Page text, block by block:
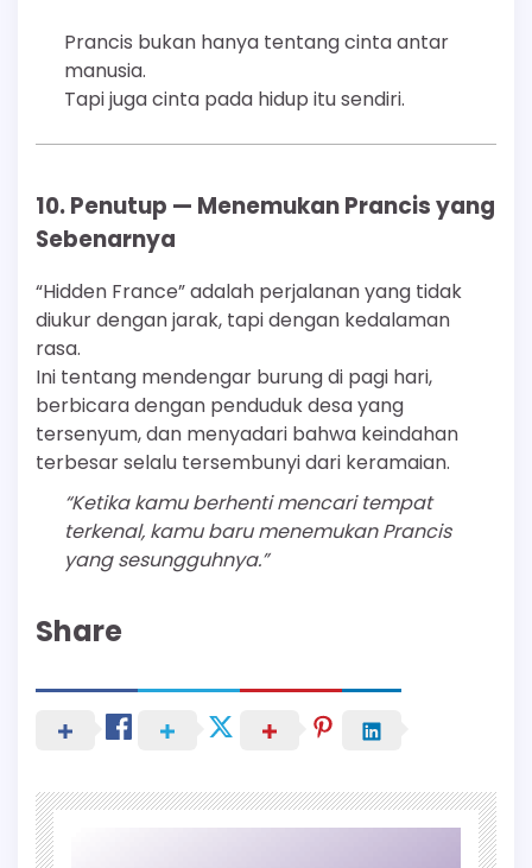
Prancis bukan hanya tentang cinta antar
manusia.
Tapi juga cinta pada hidup itu sendiri.
10. Penutup — Menemukan Prancis yang
Sebenarnya
“Hidden France” adalah perjalanan yang tidak
diukur dengan jarak, tapi dengan kedalaman
rasa.
Ini tentang mendengar burung di pagi hari,
berbicara dengan penduduk desa yang
tersenyum, dan menyadari bahwa keindahan
terbesar selalu tersembunyi dari keramaian.
“Ketika kamu berhenti mencari tempat
terkenal, kamu baru menemukan Prancis
yang sesungguhnya.”
Share